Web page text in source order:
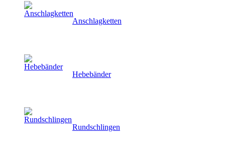
Anschlagketten
Hebebänder
Rundschlingen